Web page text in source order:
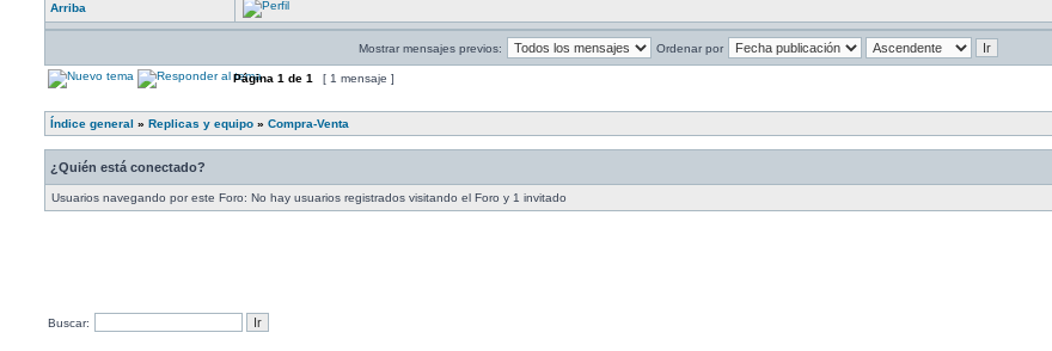
Arriba
Mostrar mensajes previos: Ordenar por
Página 1 de 1 [ 1 mensaje ]
Índice general » Replicas y equipo » Compra-Venta
¿Quién está conectado?
Usuarios navegando por este Foro: No hay usuarios registrados visitando el Foro y 1 invitado
Buscar: